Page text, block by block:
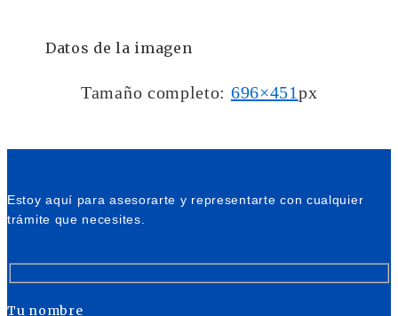
Datos de la imagen
Tamaño completo: 696×451px
Estoy aquí para asesorarte y representarte con cualquier
trámite que necesites.
Tu nombre